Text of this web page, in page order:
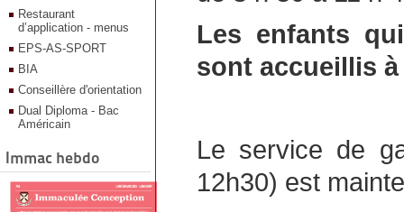
Restaurant
d’application - menus
EPS-AS-SPORT
BIA
Conseillère d'orientation
Dual Diploma - Bac
Américain
Immac hebdo
Les enfants
sont accueillis
Le service de
12h30) est